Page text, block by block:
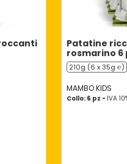
Patatine
rosmarino 6
210g (6 x 35g ℮)
MAMBO KIDS
Collo: 6 pz - IVA